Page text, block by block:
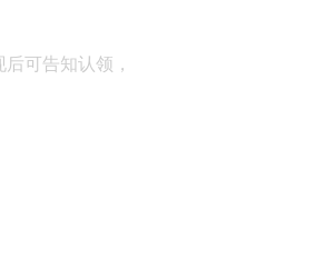
可告知认领，